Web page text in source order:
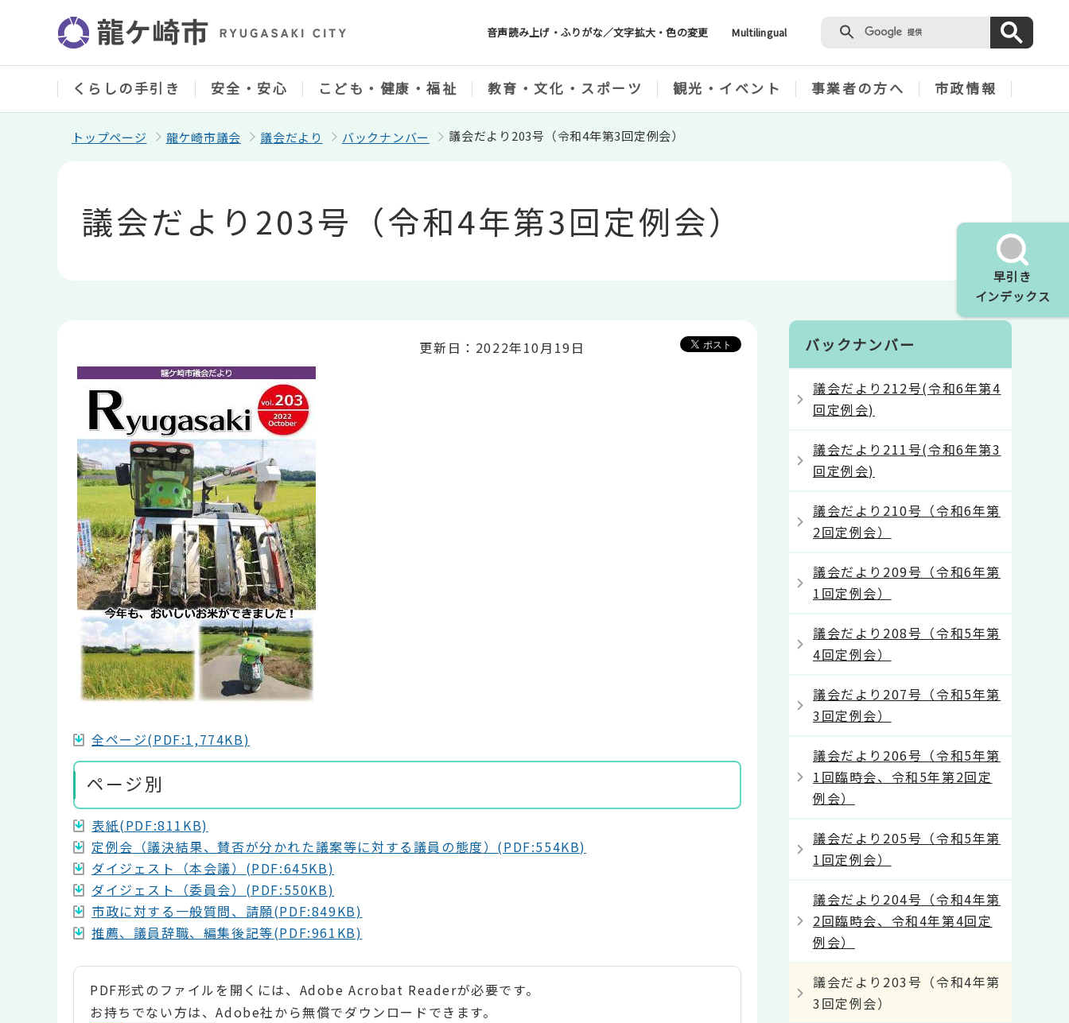
ジ
音声読み上げ・ふりがな／文字拡大・色の変更 Multilingual
早引き
インデックス
くらしの手引き 安全・安心 こども・健康・福祉 教育・文化・スポーツ 観光・イベント 事業者の方へ 市政情報
トップページ 龍ケ崎市議会 議会だより バックナンバー 議会だより203号（令和4年第3回定例会）
議会だより203号（令和4年第3回定例会）
更新日：2022年10月19日
全ページ(PDF:1,774KB)
ページ別
表紙(PDF:811KB)
定例会（議決結果、賛否が分かれた議案等に対する議員の態度）(PDF:554KB)
ダイジェスト（本会議）(PDF:645KB)
ダイジェスト（委員会）(PDF:550KB)
市政に対する一般質問、請願(PDF:849KB)
推薦、議員辞職、編集後記等(PDF:961KB)
PDF形式のファイルを開くには、Adobe Acrobat Readerが必要です。
お持ちでない方は、Adobe社から無償でダウンロードできます。
バックナンバー
議会だより212号(令和6年第4
回定例会)
議会だより211号(令和6年第3
回定例会)
議会だより210号（令和6年第
2回定例会）
議会だより209号（令和6年第
1回定例会）
議会だより208号（令和5年第
4回定例会）
議会だより207号（令和5年第
3回定例会）
議会だより206号（令和5年第
1回臨時会、令和5年第2回定
例会）
議会だより205号（令和5年第
1回定例会）
議会だより204号（令和4年第
2回臨時会、令和4年第4回定
例会）
議会だより203号（令和4年第
3回定例会）